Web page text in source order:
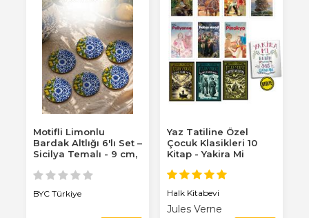
Motifli Limonlu
Bardak Altlığı 6'lı Set –
Sicilya Temalı - 9 cm,
BYC Türkiye
Yaz Tatiline Özel
Çocuk Klasikleri 10
Kitap - Yakira Mi
Halk Kitabevi
Jules Verne